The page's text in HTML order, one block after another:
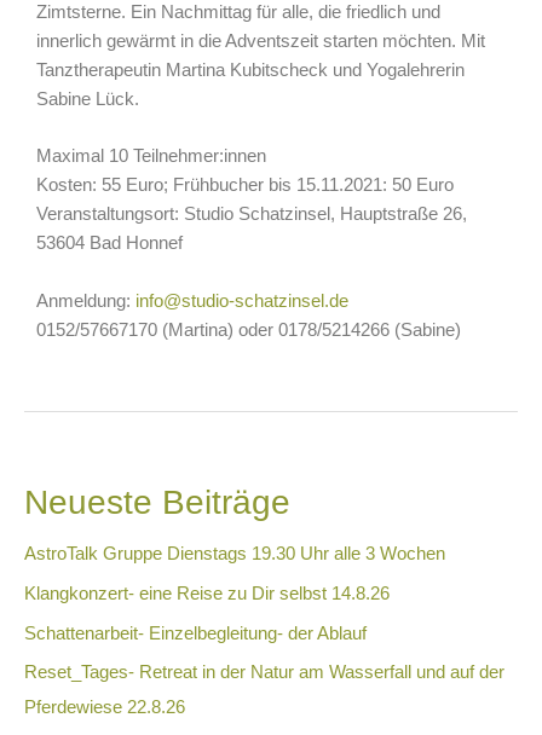
Zimtsterne. Ein Nachmittag für alle, die friedlich und
innerlich gewärmt in die Adventszeit starten möchten. Mit
Tanztherapeutin Martina Kubitscheck und Yogalehrerin
Sabine Lück.
Maximal 10 Teilnehmer:innen
Kosten: 55 Euro; Frühbucher bis 15.11.2021: 50 Euro
Veranstaltungsort: Studio Schatzinsel, Hauptstraße 26,
53604 Bad Honnef
Anmeldung: info@studio-schatzinsel.de
0152/57667170 (Martina) oder 0178/5214266 (Sabine)
Neueste Beiträge
AstroTalk Gruppe Dienstags 19.30 Uhr alle 3 Wochen
Klangkonzert- eine Reise zu Dir selbst 14.8.26
Schattenarbeit- Einzelbegleitung- der Ablauf
Reset_Tages- Retreat in der Natur am Wasserfall und auf der
Pferdewiese 22.8.26